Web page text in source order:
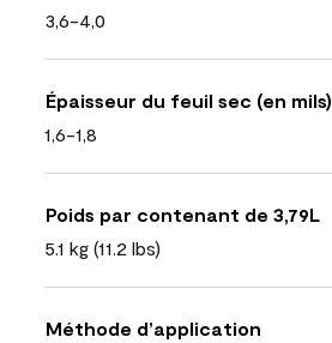
3,6-4,0
Épaisseur du feuil sec (en mils)
1,6-1,8
Poids par contenant de 3,79L
5.1 kg (11.2 lbs)
Méthode d’application